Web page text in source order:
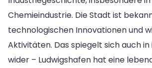
Chemieindustrie. Die Stadt ist
technologischen Innovationen und
Aktivitäten. Das spiegelt sich auch
wider – Ludwigshafen hat eine